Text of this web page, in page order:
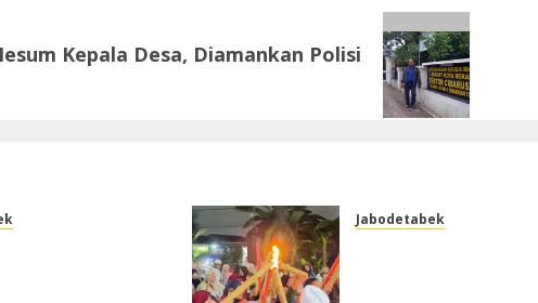
Kepala Desa, Diamankan Polisi
Jabodetabek